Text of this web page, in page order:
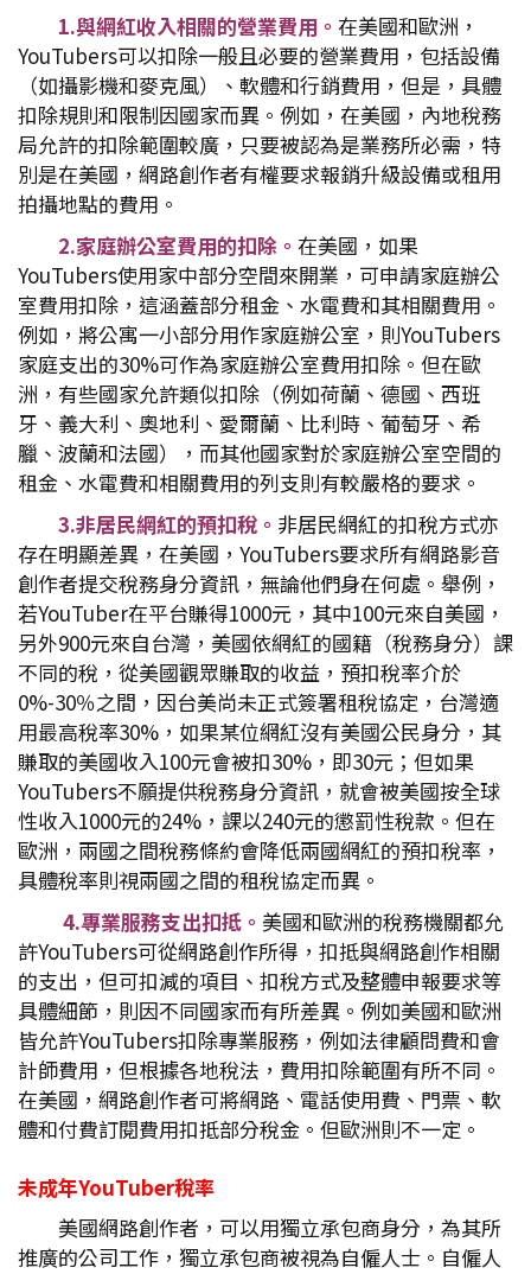
1.與網紅收入相關的營業費用。 在美國和歐洲，
YouTubers可以扣除一般且必要的營業費用，包括設備
（如攝影機和麥克風）、軟體和行銷費用，但是，具體
扣除規則和限制因國家而異。例如，在美國，內地稅務
局允許的扣除範圍較廣，只要被認為是業務所必需，特
別是在美國，網路創作者有權要求報銷升級設備或租用
拍攝地點的費用。
2.家庭辦公室費用的扣除。 在美國，如果
YouTubers使用家中部分空間來開業，可申請家庭辦公
室費用扣除，這涵蓋部分租金、水電費和其相關費用。
例如，將公寓一小部分用作家庭辦公室，則YouTubers
家庭支出的30%可作為家庭辦公室費用扣除。但在歐
洲，有些國家允許類似扣除（例如荷蘭、德國、西班
牙、義大利、奧地利、愛爾蘭、比利時、葡萄牙、希
臘、波蘭和法國），而其他國家對於家庭辦公室空間的
租金、水電費和相關費用的列支則有較嚴格的要求。
3.非居民網紅的預扣稅。 非居民網紅的扣稅方式亦
存在明顯差異，在美國，YouTubers要求所有網路影音
創作者提交稅務身分資訊，無論他們身在何處。舉例，
若YouTuber在平台賺得1000元，其中100元來自美國，
另外900元來自台灣，美國依網紅的國籍（稅務身分）課
不同的稅，從美國觀眾賺取的收益，預扣稅率介於
0%-30％之間，因台美尚未正式簽署租稅協定，台灣適
用最高稅率30%，如果某位網紅沒有美國公民身分，其
賺取的美國收入100元會被扣30%，即30元；但如果
YouTubers不願提供稅務身分資訊，就會被美國按全球
性收入1000元的24%，課以240元的懲罰性稅款。但在
歐洲，兩國之間稅務條約會降低兩國網紅的預扣稅率，
具體稅率則視兩國之間的租稅協定而異。
4.專業服務支出扣抵。 美國和歐洲的稅務機關都允
許YouTubers可從網路創作所得，扣抵與網路創作相關
的支出，但可扣減的項目、扣稅方式及整體申報要求等
具體細節，則因不同國家而有所差異。例如美國和歐洲
皆允許YouTubers扣除專業服務，例如法律顧問費和會
計師費用，但根據各地稅法，費用扣除範圍有所不同。
在美國，網路創作者可將網路、電話使用費、門票、軟
體和付費訂閱費用扣抵部分稅金。但歐洲則不一定。
未成年YouTuber稅率
美國網路創作者，可以用獨立承包商身分，為其所
推廣的公司工作，獨立承包商被視為自僱人士。自僱人